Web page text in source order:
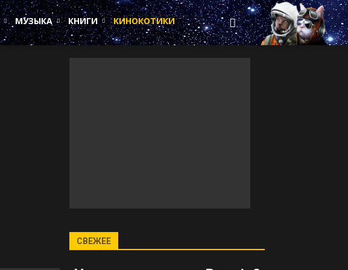
МУЗЫКА КНИГИ КИНОКОТИКИ
СВЕЖЕЕ